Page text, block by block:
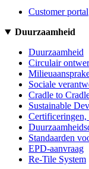
Customer portal
Duurzaamheid
Duurzaamheid
Circulair
Sociale
Cradle to
Sustainable
Certificeringen,
Standaarden
EPD-aanvraag
Re-Tile System